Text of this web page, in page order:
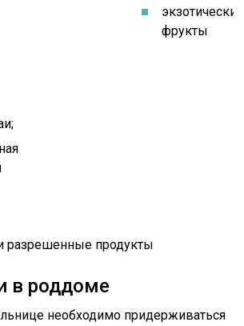
экзотические
фрукты
в роддоме
необходимо придерживаться